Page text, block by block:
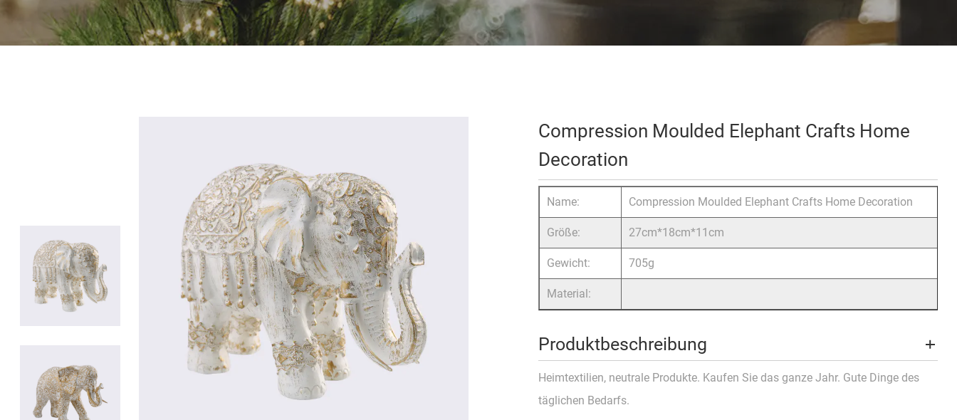
Compression Moulded Elephant Crafts Home
Decoration
Name: Compression Moulded Elephant Crafts Home Decoration
Größe: 27cm*18cm*11cm
Gewicht: 705g
Material:
Produktbeschreibung
Heimtextilien, neutrale Produkte. Kaufen Sie das ganze Jahr. Gute Dinge des
täglichen Bedarfs.